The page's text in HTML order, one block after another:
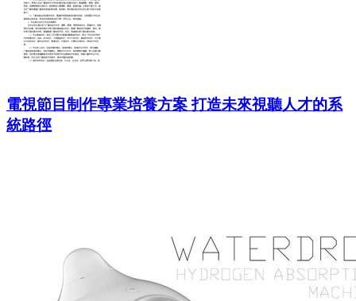
電視節目制作專業培養方案 打造未來視聽人才的系
統路徑